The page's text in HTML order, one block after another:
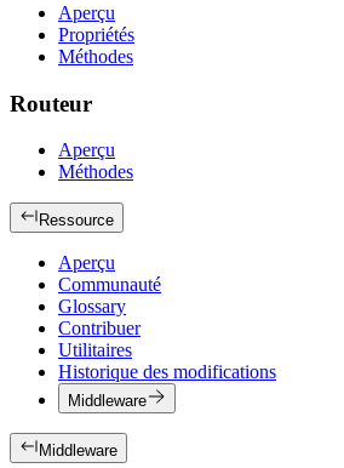
Aperçu
Propriétés
Méthodes
Routeur
Aperçu
Méthodes
Ressource
Aperçu
Communauté
Glossary
Contribuer
Utilitaires
Historique des modifications
Middleware
Middleware